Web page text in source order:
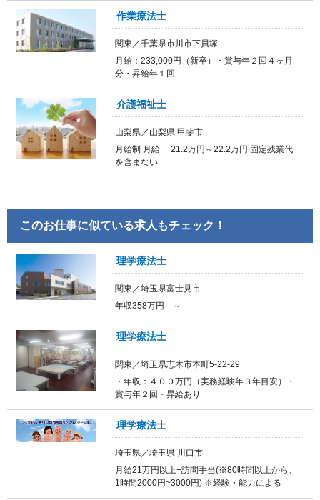
作業療法士
関東／千葉県市川市下貝塚
月給：233,000円（新卒）・賞与年２回４ヶ月
分・昇給年１回
介護福祉士
山梨県／山梨県 甲斐市
月給制 月給 21.2万円～22.2万円 固定残業代
を含まない
このお仕事に似ている求人もチェック！
理学療法士
関東／埼玉県富士見市
年収358万円 ～
理学療法士
関東／埼玉県志木市本町5-22-29
・年収：４００万円（実務経験年３年目安）・
賞与年２回・昇給あり
理学療法士
埼玉県／埼玉県 川口市
月給21万円以上+訪問手当(※80時間以上から、
1時間2000円~3000円) ※経験・能力による